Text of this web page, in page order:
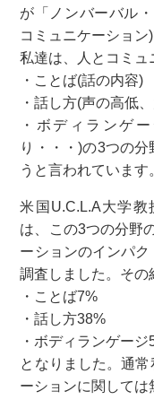
が「ノンバーバル
コミュニケーション)
私達は、人とコミュ
・ことば(話の内容)
・話し方(声の高低
・ボディランゲ
り・・・)の3つの
うと言われています
米国U.C.L.A大学
は、この3つの分野
ーションのインパ
調査しました。その
・ことば7%
・話し方38%
・ボディランゲージ
となりました。通
ーションに関しては